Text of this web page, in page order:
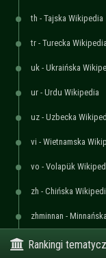
th - Tajska Wikipedia
tr - Turecka Wikipedia
uk - Ukraińska
ur - Urdu Wikipedia
uz - Uzbecka
vi - Wietnamska
vo - Volapük
zh - Chińska
zhminnan -
Rankingi